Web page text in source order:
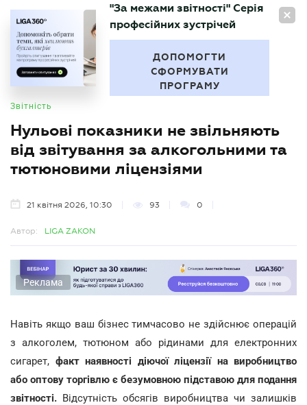
UA
БУХГАЛТЕР
"За межами звітності" Серія
професійних зустрічей
ДОПОМОГТИ
СФОРМУВАТИ
ПРОГРАМУ
Звітність
Нульові показники не звільняють
від звітування за алкогольними та
тютюновими ліцензіями
21 квітня 2026, 10:30 93 0
Автор: LIGA ZAKON
Реклама
Навіть якщо ваш бізнес тимчасово не здійснює операцій
з алкоголем, тютюном або рідинами для електронних
сигарет, факт наявності діючої ліцензії на виробництво
або оптову торгівлю є безумовною підставою для подання
звітності. Відсутність обсягів виробництва чи залишків